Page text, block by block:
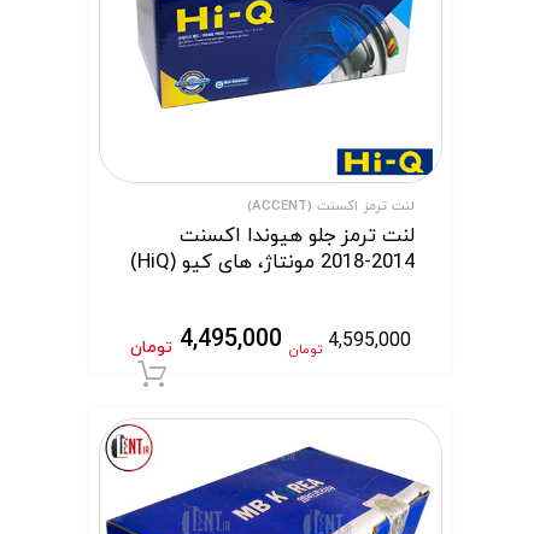
لنت ترمز اکسنت (ACCENT)
لنت ترمز جلو هیوندا اکسنت
2014-2018 مونتاژ، های کیو (HiQ)
4,595,000 تومان 4,495,000 تومان